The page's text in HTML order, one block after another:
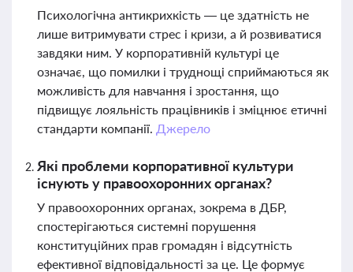
Психологічна антикрихкість — це здатність не
лише витримувати стрес і кризи, а й розвиватися
завдяки ним. У корпоративній культурі це
означає, що помилки і труднощі сприймаються як
можливість для навчання і зростання, що
підвищує лояльність працівників і зміцнює етичні
стандарти компанії. Джерело
Які проблеми корпоративної культури
існують у правоохоронних органах?
У правоохоронних органах, зокрема в ДБР,
спостерігаються системні порушення
конституційних прав громадян і відсутність
ефективної відповідальності за це. Це формує